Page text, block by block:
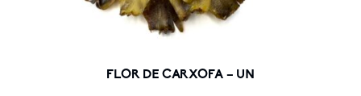
FLOR DE CARXOFA – UN